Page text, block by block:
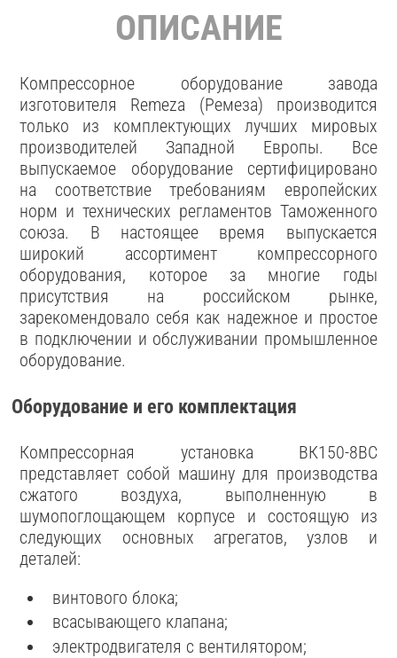
ОПИСАНИЕ
Компрессорное оборудование завода
изготовителя Remeza (Ремеза) производится
только из комплектующих лучших мировых
производителей Западной Европы. Все
выпускаемое оборудование сертифицировано
на соответствие требованиям европейских
норм и технических регламентов Таможенного
союза. В настоящее время выпускается
широкий ассортимент компрессорного
оборудования, которое за многие годы
присутствия на российском рынке,
зарекомендовало себя как надежное и простое
в подключении и обслуживании промышленное
оборудование.
Оборудование и его комплектация
Компрессорная установка ВК150-8BC
представляет собой машину для производства
сжатого воздуха, выполненную в
шумопоглощающем корпусе и состоящую из
следующих основных агрегатов, узлов и
деталей:
винтового блока;
всасывающего клапана;
электродвигателя с вентилятором;